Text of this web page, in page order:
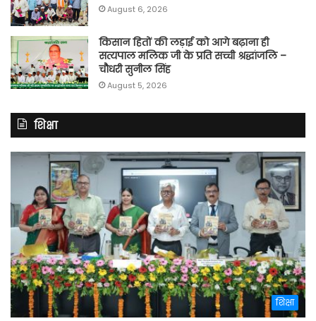
August 6, 2026
किसान हितों की लड़ाई को आगे बढ़ाना ही
सत्यपाल मलिक जी के प्रति सच्ची श्रद्धांजलि –
चौधरी सुनील सिंह
August 5, 2026
शिक्षा
शिक्षा